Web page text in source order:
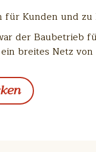
Kunden und zu
der
breites Netz